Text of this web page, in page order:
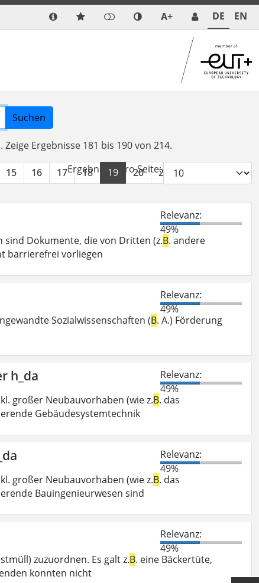
A+ DE EN
Suchen
Zeige Ergebnisse 181 bis 190 von 214.
15 16 17 18 19 20 21
Ergebnisse pro Seite:
Relevanz:
49%
sind Dokumente, die von Dritten (z.B. andere
barrierefrei vorliegen
Relevanz:
49%
Sozialwissenschaften (B. A.) Förderung
h_da
Relevanz:
49%
großer Neubauvorhaben (wie z.B. das
Gebäudesystemtechnik
Relevanz:
49%
großer Neubauvorhaben (wie z.B. das
Bauingenieurwesen sind
Relevanz:
49%
zuzuordnen. Es galt z.B. eine Bäckertüte,
konnten nicht